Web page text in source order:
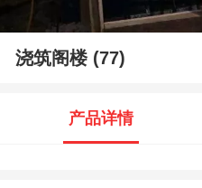
浇筑阁楼 (77)
产品详情